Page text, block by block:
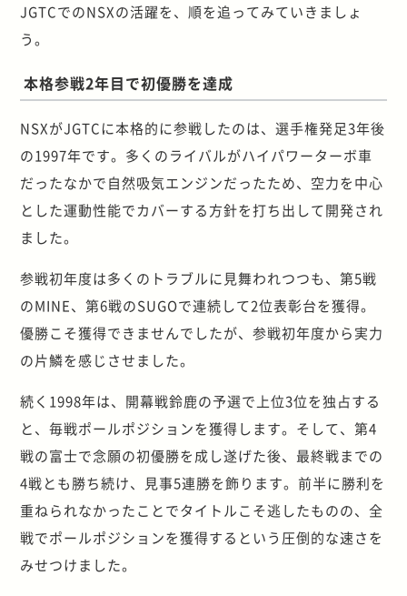
JGTCでのNSXの活躍を、順を追ってみていきましょ
う。
本格参戦2年目で初優勝を達成
NSXがJGTCに本格的に参戦したのは、選手権発足3年後
の1997年です。多くのライバルがハイパワーターボ車
だったなかで自然吸気エンジンだったため、空力を中心
とした運動性能でカバーする方針を打ち出して開発され
ました。
参戦初年度は多くのトラブルに見舞われつつも、第5戦
のMINE、第6戦のSUGOで連続して2位表彰台を獲得。
優勝こそ獲得できませんでしたが、参戦初年度から実力
の片鱗を感じさせました。
続く1998年は、開幕戦鈴鹿の予選で上位3位を独占する
と、毎戦ポールポジションを獲得します。そして、第4
戦の富士で念願の初優勝を成し遂げた後、最終戦までの
4戦とも勝ち続け、見事5連勝を飾ります。前半に勝利を
重ねられなかったことでタイトルこそ逃したものの、全
戦でポールポジションを獲得するという圧倒的な速さを
みせつけました。